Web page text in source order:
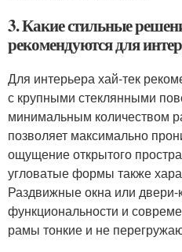
3. Какие стильные
рекомендуются для
Для интерьера хай-тек
с крупными стеклянными
минимальным количеством
позволяет максимально
ощущение открытого
угловатые формы также
Раздвижные окна или двери-
функциональности и
рамы тонкие и не